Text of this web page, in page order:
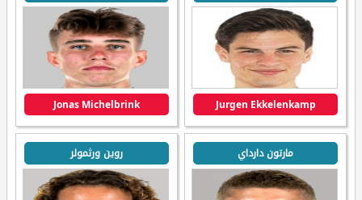
Jurgen Ekkelenkamp
Jonas Michelbrink
مارتون دارداي روين ورثمولر